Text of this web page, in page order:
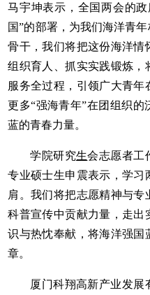
马宇坤表示，全国两会的
国”的部署，为我们海洋青
骨干，我们将把这份海洋情
组织育人、抓实实践锻炼，
服务全过程，引领广大青
更多“强海青年”在团组织
蓝的青春力量。
学院研究生会志愿者工
专业硕士生申震表示，学习
肩。我们将把志愿精神与专
科普宣传中贡献力量，走出
识与热忱奉献，将海洋强国
章。
厦门科翔高新产业发展